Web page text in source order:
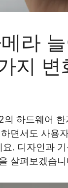
라
지 변
하드웨어
면서도 사용
. 디자인과
살펴보겠습